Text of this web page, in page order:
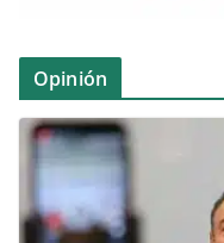
Opinión